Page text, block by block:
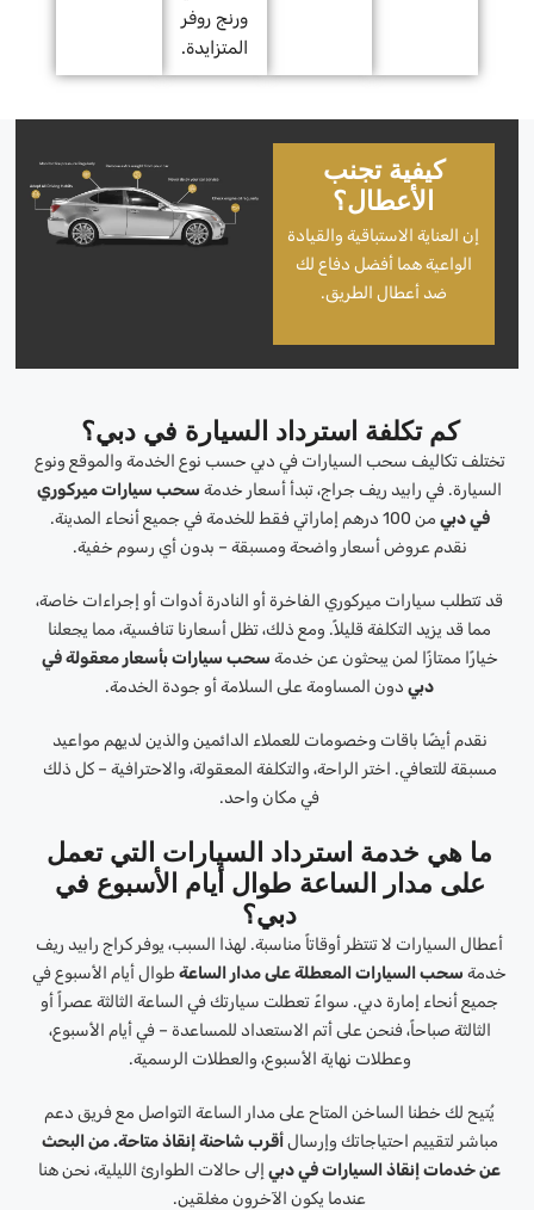
ورنج روفر
المتزايدة.
كيفية تجنب
الأعطال؟
إن العناية الاستباقية والقيادة
الواعية هما أفضل دفاع لك
ضد أعطال الطريق.
كم تكلفة استرداد السيارة في دبي؟
تختلف تكاليف سحب السيارات في دبي حسب نوع الخدمة والموقع ونوع
السيارة. في رابيد ريف جراج، تبدأ أسعار خدمة سحب سيارات ميركوري
في دبي
من 100 درهم إماراتي فقط للخدمة في جميع أنحاء المدينة.
نقدم عروض أسعار واضحة ومسبقة – بدون أي رسوم خفية.
قد تتطلب سيارات ميركوري الفاخرة أو النادرة أدوات أو إجراءات خاصة،
مما قد يزيد التكلفة قليلاً. ومع ذلك، تظل أسعارنا تنافسية، مما يجعلنا
خيارًا ممتازًا لمن يبحثون عن خدمة سحب سيارات بأسعار معقولة في
دبي دون المساومة على السلامة أو جودة الخدمة.
نقدم أيضًا باقات وخصومات للعملاء الدائمين والذين لديهم مواعيد
مسبقة للتعافي. اختر الراحة، والتكلفة المعقولة، والاحترافية – كل ذلك
في مكان واحد.
ما هي خدمة استرداد السيارات التي تعمل
على مدار الساعة طوال أيام الأسبوع في
دبي؟
أعطال السيارات لا تنتظر أوقاتاً مناسبة. لهذا السبب، يوفر كراج رابيد ريف
خدمة سحب السيارات المعطلة على مدار الساعة طوال أيام الأسبوع في
جميع أنحاء إمارة دبي. سواءً تعطلت سيارتك في الساعة الثالثة عصراً أو
الثالثة صباحاً، فنحن على أتم الاستعداد للمساعدة – في أيام الأسبوع،
وعطلات نهاية الأسبوع، والعطلات الرسمية.
يُتيح لك خطنا الساخن المتاح على مدار الساعة التواصل مع فريق دعم
مباشر لتقييم احتياجاتك وإرسالأقرب شاحنة إنقاذ متاحة. من البحث
عن خدمات إنقاذ السيارات في دبي إلى حالات الطوارئ الليلية، نحن هنا
عندما يكون الآخرون مغلقين.